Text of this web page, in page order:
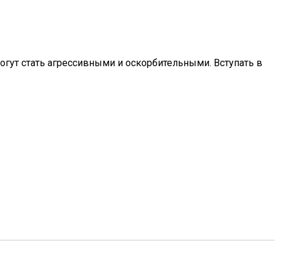
стать агрессивными и оскорбительными. Вступать в